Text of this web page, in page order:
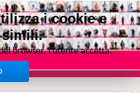
i cookie e
simili.
browser, l'utente accetta.